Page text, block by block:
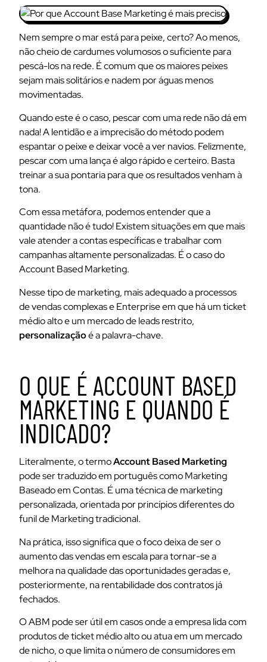
Nem sempre o mar está para peixe, certo? Ao menos,
não cheio de cardumes volumosos o suficiente para
pescá-los na rede. É comum que os maiores peixes
sejam mais solitários e nadem por águas menos
movimentadas.
Quando este é o caso, pescar com uma rede não dá em
nada! A lentidão e a imprecisão do método podem
espantar o peixe e deixar você a ver navios. Felizmente,
pescar com uma lança é algo rápido e certeiro. Basta
treinar a sua pontaria para que os resultados venham à
tona.
Com essa metáfora, podemos entender que a
quantidade não é tudo! Existem situações em que mais
vale atender a contas específicas e trabalhar com
campanhas altamente personalizadas. É o caso do
Account Based Marketing.
Nesse tipo de marketing, mais adequado a processos
de vendas complexas e Enterprise em que há um ticket
médio alto e um mercado de leads restrito,
personalizaçãoé a palavra-chave.
O QUE É ACCOUNT BASED
MARKETING E QUANDO É
INDICADO?
Literalmente, o termoAccount Based Marketing
pode ser traduzido em português como Marketing
Baseado em Contas. É uma técnica de marketing
personalizada, orientada por princípios diferentes do
funil de Marketing tradicional.
Na prática, isso significa que o foco deixa de ser o
aumento das vendas em escala para tornar-se a
melhora na qualidade das oportunidades geradas e,
posteriormente, na rentabilidade dos contratos já
fechados.
O ABM pode ser útil em casos onde a empresa lida com
produtos de ticket médio alto ou atua em um mercado
de nicho, o que limita o número de consumidores em